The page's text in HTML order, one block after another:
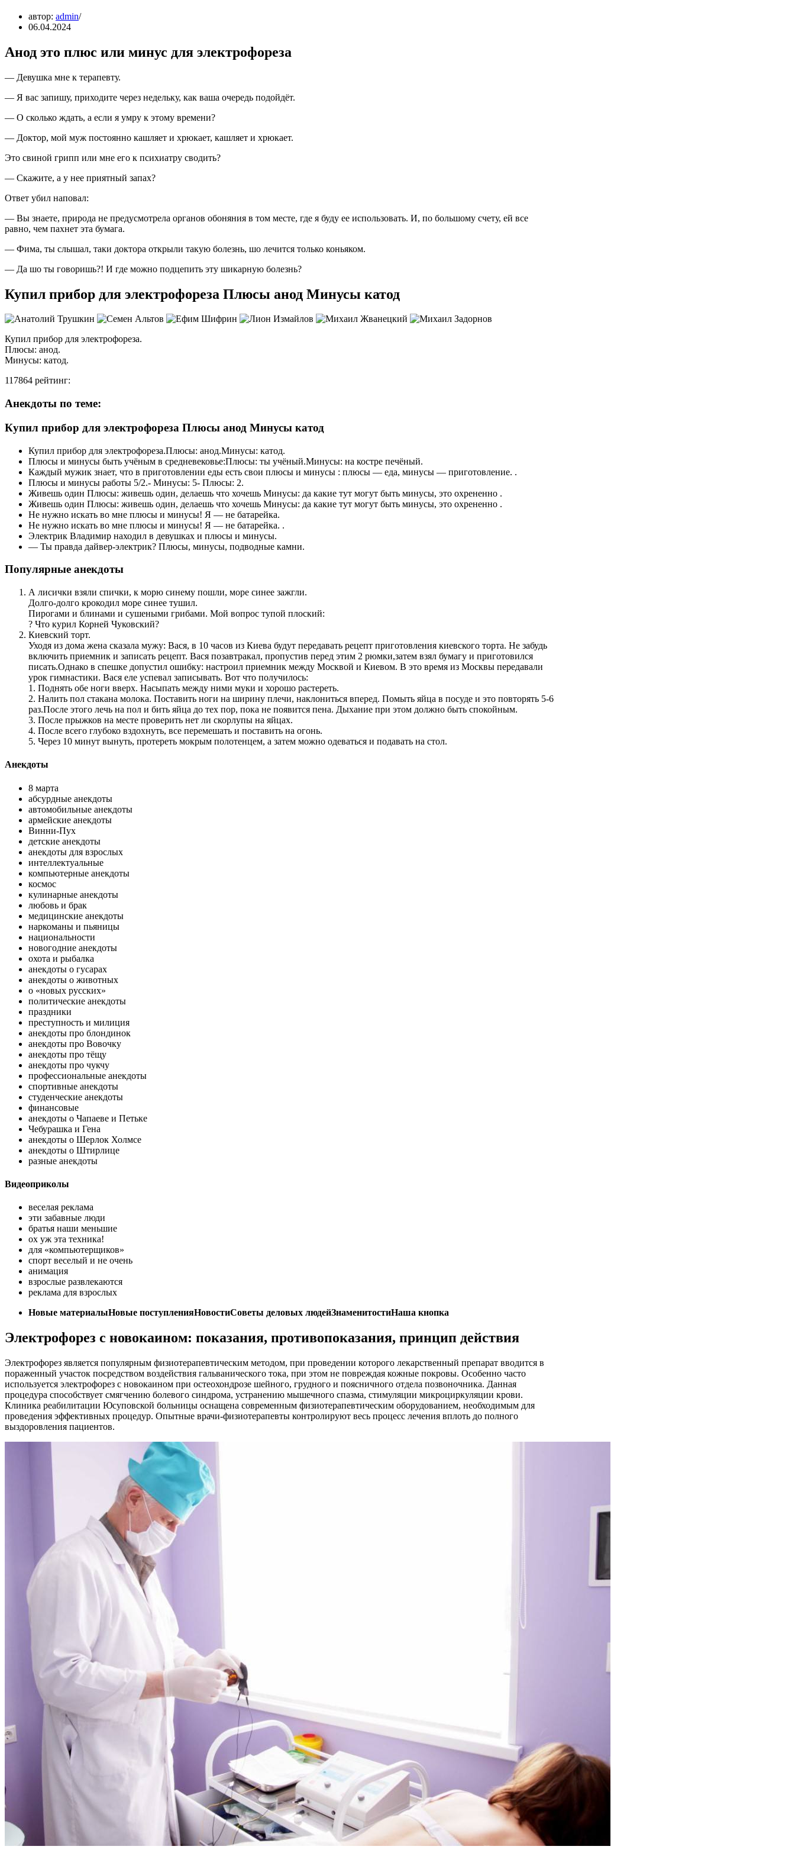
автор: admin
06.04.2024
Анод это плюс или минус для электрофореза
— Девушка мне к терапевту.
— Я вас запишу, приходите через недельку, как ваша очередь подойдёт.
— О сколько ждать, а если я умру к этому времени?
— Доктор, мой муж постоянно кашляет и хрюкает, кашляет и хрюкает.
Это свиной грипп или мне его к психиатру сводить?
— Скажите, а у нее приятный запах?
Ответ убил наповал:
— Вы знаете, природа не предусмотрела органов обоняния в том месте, где я буду ее использовать. И, по большому счету, ей все
равно, чем пахнет эта бумага.
— Фима, ты слышал, таки доктора открыли такую болезнь, шо лечится только коньяком.
— Да шо ты говоришь?! И где можно подцепить эту шикарную болезнь?
Купил прибор для электрофореза Плюсы анод Минусы катод
Купил прибор для электрофореза.
Плюсы: анод.
Минусы: катод.
117864 рейтинг:
Анекдоты по теме:
Купил прибор для электрофореза Плюсы анод Минусы катод
Купил прибор для электрофореза.Плюсы: анод.Минусы: катод.
Плюсы и минусы быть учёным в средневековье:Плюсы: ты учёный.Минусы: на костре печёный.
Каждый мужик знает, что в приготовлении еды есть свои плюсы и минусы : плюсы — еда, минусы — приготовление. .
Плюсы и минусы работы 5/2.- Минусы: 5- Плюсы: 2.
Живешь один Плюсы: живешь один, делаешь что хочешь Минусы: да какие тут могут быть минусы, это охрененно .
Живешь один Плюсы: живешь один, делаешь что хочешь Минусы: да какие тут могут быть минусы, это охрененно .
Не нужно искать во мне плюсы и минусы! Я — не батарейка.
Не нужно искать во мне плюсы и минусы! Я — не батарейка. .
Электрик Владимир находил в девушках и плюсы и минусы.
— Ты правда дайвер-электрик? Плюсы, минусы, подводные камни.
Популярные анекдоты
А лисички взяли спички, к морю синему пошли, море синее зажгли.
Долго-долго крокодил море синее тушил.
Пирогами и блинами и сушеными грибами. Мой вопрос тупой плоский:
? Что курил Корней Чуковский?
Киевский торт.
Уходя из дома жена сказала мужу: Вася, в 10 часов из Киева будут передавать рецепт приготовления киевского торта. Не забудь
включить приемник и записать рецепт. Вася позавтракал, пропустив перед этим 2 рюмки,затем взял бумагу и приготовился
писать.Однако в спешке допустил ошибку: настроил приемник между Москвой и Киевом. В это время из Москвы передавали
урок гимнастики. Вася еле успевал записывать. Вот что получилось:
1. Поднять обе ноги вверх. Насыпать между ними муки и хорошо растереть.
2. Налить пол стакана молока. Поставить ноги на ширину плечи, наклониться вперед. Помыть яйца в посуде и это повторять 5-6
раз.После этого лечь на пол и бить яйца до тех пор, пока не появится пена. Дыхание при этом должно быть спокойным.
3. После прыжков на месте проверить нет ли скорлупы на яйцах.
4. После всего глубоко вздохнуть, все перемешать и поставить на огонь.
5. Через 10 минут вынуть, протереть мокрым полотенцем, а затем можно одеваться и подавать на стол.
Анекдоты
8 марта
абсурдные анекдоты
автомобильные анекдоты
армейские анекдоты
Винни-Пух
детские анекдоты
анекдоты для взрослых
интеллектуальные
компьютерные анекдоты
космос
кулинарные анекдоты
любовь и брак
медицинские анекдоты
наркоманы и пьяницы
национальности
новогодние анекдоты
охота и рыбалка
анекдоты о гусарах
анекдоты о животных
о «новых русских»
политические анекдоты
праздники
преступность и милиция
анекдоты про блондинок
анекдоты про Вовочку
анекдоты про тёщу
анекдоты про чукчу
профессиональные анекдоты
спортивные анекдоты
студенческие анекдоты
финансовые
анекдоты о Чапаеве и Петьке
Чебурашка и Гена
анекдоты о Шерлок Холмсе
анекдоты о Штирлице
разные анекдоты
Видеоприколы
веселая реклама
эти забавные люди
братья наши меньшие
ох уж эта техника!
для «компьютерщиков»
спорт веселый и не очень
анимация
взрослые развлекаются
реклама для взрослых
Новые материалыНовые поступленияНовостиСоветы деловых людейЗнаменитостиНаша кнопка
Электрофорез с новокаином: показания, противопоказания, принцип действия
Электрофорез является популярным физиотерапевтическим методом, при проведении которого лекарственный препарат вводится в
пораженный участок посредством воздействия гальванического тока, при этом не повреждая кожные покровы. Особенно часто
используется электрофорез с новокаином при остеохондрозе шейного, грудного и поясничного отдела позвоночника. Данная
процедура способствует смягчению болевого синдрома, устранению мышечного спазма, стимуляции микроциркуляции крови.
Клиника реабилитации Юсуповской больницы оснащена современным физиотерапевтическим оборудованием, необходимым для
проведения эффективных процедур. Опытные врачи-физиотерапевты контролируют весь процесс лечения вплоть до полного
выздоровления пациентов.